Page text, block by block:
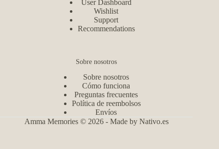
User Dashboard
Wishlist
Support
Recommendations
Sobre nosotros
Sobre nosotros
Cómo funciona
Preguntas frecuentes
Política de reembolsos
Envíos
Amma Memories © 2026 - Made by Nativo.es